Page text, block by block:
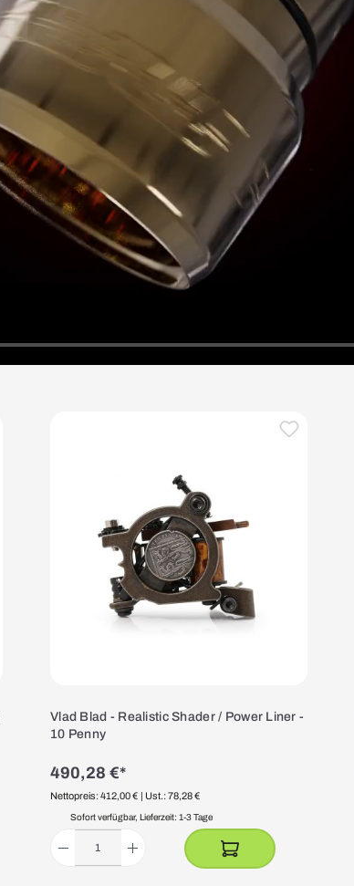
Vlad Blad - Realistic Shader / Power Liner -
10 Penny
490,28 €*
Nettopreis: 412,00 € | Ust.: 78,28 €
Sofort verfügbar, Lieferzeit: 1-3 Tage